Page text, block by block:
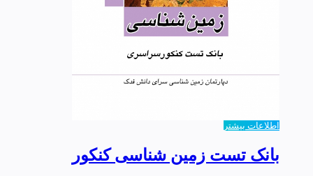
اطلاعات بیشتر
بانک تست زمین شناسی کنکور